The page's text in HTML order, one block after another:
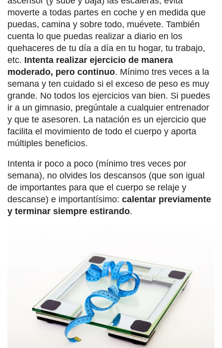
moverte a todas partes en coche y en medida que
puedas, camina y sobre todo, muévete. También
cuenta lo que puedas realizar a diario en los
quehaceres de tu día a día en tu hogar, tu trabajo,
etc. Intenta realizar ejercicio de manera
moderado, pero continuo. Mínimo tres veces a la
semana y ten cuidado si el exceso de peso es muy
grande. No todos los ejercicios van bien. Si puedes
ir a un gimnasio, pregúntale a cualquier entrenador
y que te asesoren. La natación es un ejercicio que
facilita el movimiento de todo el cuerpo y aporta
múltiples beneficios.
Intenta ir poco a poco (mínimo tres veces por
semana), no olvides los descansos (que son igual
de importantes para que el cuerpo se relaje y
descanse) e importantísimo: calentar previamente
y terminar siempre estirando.